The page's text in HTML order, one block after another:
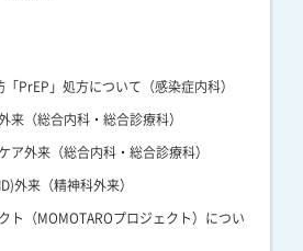
PrEP」処方について（感染症内科）
来（総合内科・総合診療科）
ア外来（総合内科・総合診療科）
外来（精神科外来）
ト（MOMOTAROプロジェクト）につい